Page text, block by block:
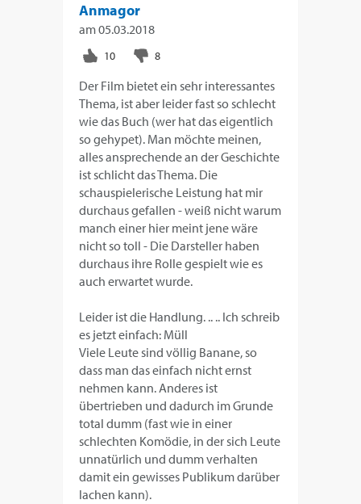
Anmagor
am05.03.2018
Der Film bietet ein sehr interessantes
Thema, ist aber leider fast so schlecht
wie das Buch (wer hat das eigentlich
so gehypet). Man möchte meinen,
alles ansprechende an der Geschichte
ist schlicht das Thema. Die
schauspielerische Leistung hat mir
durchaus gefallen - weiß nicht warum
manch einer hier meint jene wäre
nicht so toll - Die Darsteller haben
durchaus ihre Rolle gespielt wie es
auch erwartet wurde.
Leider ist die Handlung. .. .. Ich schreib
es jetzt einfach: Müll
Viele Leute sind völlig Banane, so
dass man das einfach nicht ernst
nehmen kann. Anderes ist
übertrieben und dadurch im Grunde
total dumm (fast wie in einer
schlechten Komödie, in der sich Leute
unnatürlich und dumm verhalten
damit ein gewisses Publikum darüber
lachen kann).